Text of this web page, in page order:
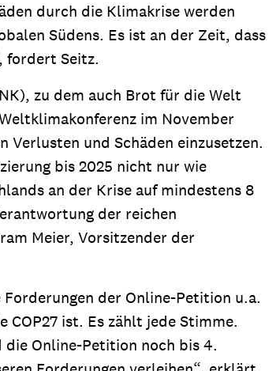
durch die Klimakrise werden
Südens. Es ist an der Zeit, dass
fordert Seitz.
zu dem auch Brot für die Welt
im November
Verlusten und Schäden einzusetzen.
bis 2025 nicht nur wie
an der Krise auf mindestens 8
der reichen
Meier, Vorsitzender der
der Online-Petition u.a.
ist. Es zählt jede Stimme.
die Online-Petition noch bis 4.